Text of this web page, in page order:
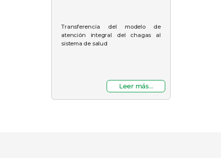
Transferencia del modelo de
atención integral del chagas al
sistema de salud
Leer más...